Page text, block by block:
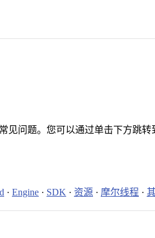
见问题。您可以通过单击下方跳转
· Engine · SDK · 资源 · 摩尔线程 ·